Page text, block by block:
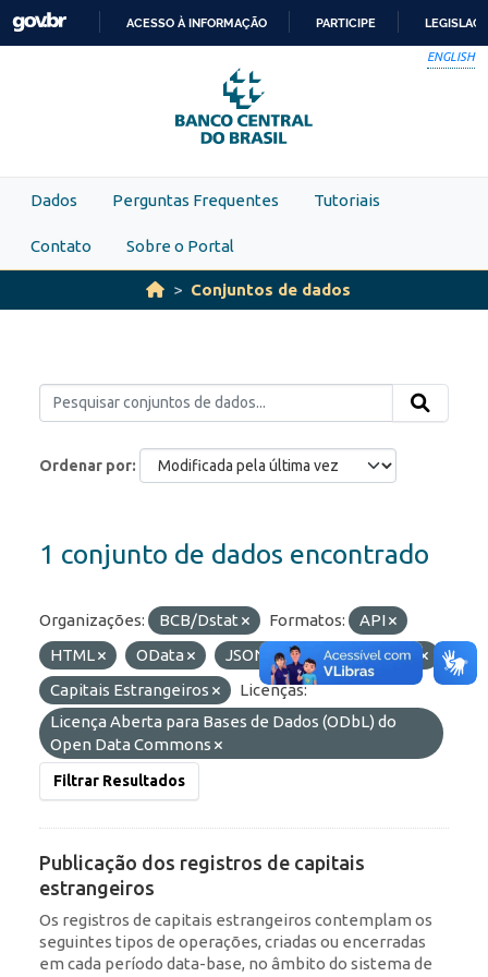
Skip to main content
PARA
O
CONTEÚDO
ACESSO À INFORMAÇÃO PARTICIPE
ENGLISH
Dados Perguntas Frequentes Tutoriais
Contato Sobre o Portal
Conjuntos de dados
Ordenar por
1 conjunto de dados encontrado
Organizações: BCB/Dstat Formatos:
API
HTML
OData JSON Etiquetas:
RDE
Capitais Estrangeiros
Licenças:
Licença Aberta para Bases de Dados (ODbL) do
Open Data Commons
Filtrar Resultados
Publicação dos registros de capitais
estrangeiros
Os registros de capitais estrangeiros contemplam os
seguintes tipos de operações, criadas ou encerradas
em cada período data-base, no âmbito do sistema de